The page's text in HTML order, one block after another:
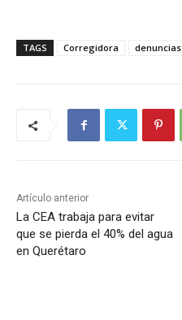
TAGS Corregidora denuncias
Artículo anterior
La CEA trabaja para evitar
que se pierda el 40% del agua
en Querétaro